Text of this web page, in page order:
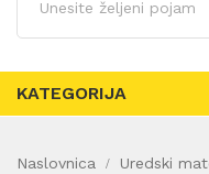
KATEGORIJA
Naslovnica Uredski